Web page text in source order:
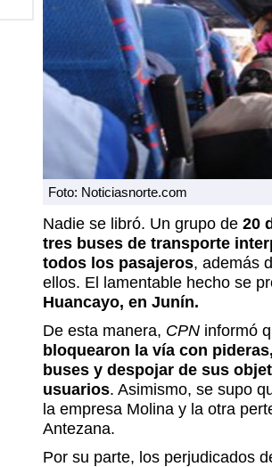
Foto: Noticiasnorte.com
Nadie se libró. Un grupo de 20
tres buses de transporte
todos los pasajeros, además
ellos. El lamentable hecho se
Huancayo, en Junín.
De esta manera, CPN informó
bloquearon la vía con
buses y despojar de sus
usuarios. Asimismo, se supo
la empresa Molina y la otra
Antezana.
Por su parte, los perjudicados